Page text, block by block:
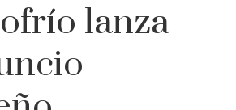
lanza